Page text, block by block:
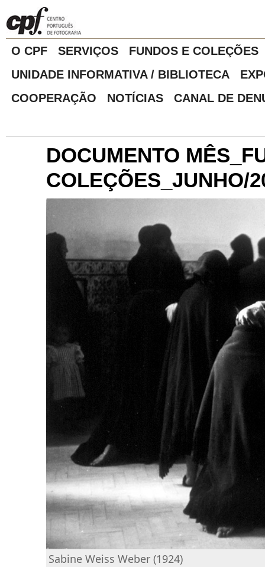
O CPF SERVIÇOS
FUNDOS E COLEÇÕES
UNIDADE INFORMATIVA / BIBLIOTECA
COOPERAÇÃO
NOTÍCIAS CANAL DE
DOCUMENTO
COLEÇÕES_JUNHO/
Sabine Weiss Weber (1924)